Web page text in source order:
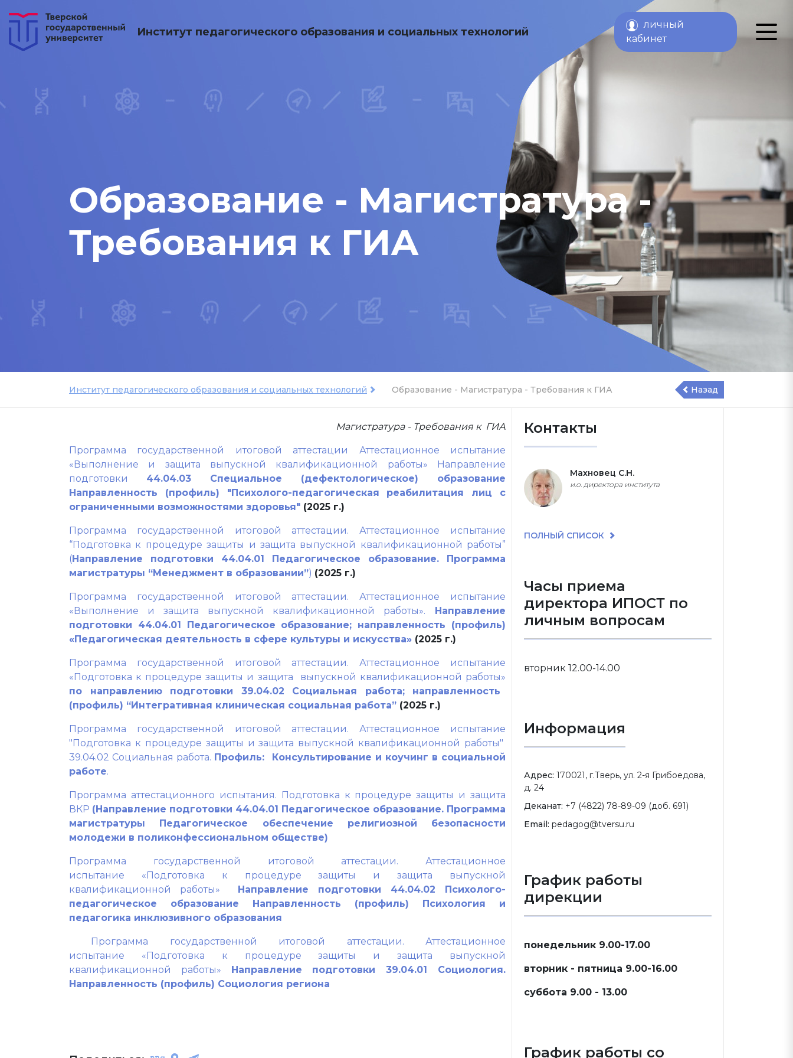
Институт педагогического образования и социальных технологий
личный
кабинет
Образование - Магистратура -
Требования к ГИА
Институт педагогического образования и социальных технологий Образование - Магистратура - Требования к ГИА Назад
Магистратура - Требования к ГИА
Программа государственной итоговой аттестации Аттестационное испытание
«Выполнение и защита выпускной квалификационной работы» Направление
подготовки 44.04.03 Специальное (дефектологическое) образование
Направленность (профиль) "Психолого-педагогическая реабилитация лиц с
ограниченными возможностями здоровья" (2025 г.)
Программа государственной итоговой аттестации. Аттестационное испытание
“Подготовка к процедуре защиты и защита выпускной квалификационной работы”
(Направление подготовки 44.04.01 Педагогическое образование. Программа
магистратуры “Менеджмент в образовании”) (2025 г.)
Программа государственной итоговой аттестации. Аттестационное испытание
«Выполнение и защита выпускной квалификационной работы». Направление
подготовки 44.04.01 Педагогическое образование; направленность (профиль)
«Педагогическая деятельность в сфере культуры и искусства» (2025 г.)
Программа государственной итоговой аттестации. Аттестационное испытание
«Подготовка к процедуре защиты и защита выпускной квалификационной работы»
по направлению подготовки 39.04.02 Социальная работа; направленность
(профиль) “Интегративная клиническая социальная работа” (2025 г.)
Программа государственной итоговой аттестации. Аттестационное испытание
"Подготовка к процедуре защиты и защита выпускной квалификационной работы"
39.04.02 Социальная работа. Профиль: Консультирование и коучинг в социальной
работе.
Программа аттестационного испытания. Подготовка к процедуре защиты и защита
ВКР (Направление подготовки 44.04.01 Педагогическое образование. Программа
магистратуры Педагогическое обеспечение религиозной безопасности
молодежи в поликонфессиональном обществе)
Программа государственной итоговой аттестации. Аттестационное
испытание «Подготовка к процедуре защиты и защита выпускной
квалификационной работы» Направление подготовки 44.04.02 Психолого-
педагогическое образование Направленность (профиль) Психология и
педагогика инклюзивного образования
Программа государственной итоговой аттестации. Аттестационное
испытание «Подготовка к процедуре защиты и защита выпускной
квалификационной работы» Направление подготовки 39.04.01 Социология.
Направленность (профиль) Социология региона
Контакты
Махновец С.Н.
и.о. директора института
ПОЛНЫЙ СПИСОК
Часы приема
директора ИПОСТ по
личным вопросам
вторник 12.00-14.00
Информация
Адрес: 170021, г.Тверь, ул. 2-я Грибоедова,
д. 24
Деканат: +7 (4822) 78-89-09 (доб. 691)
Email: pedagog@tversu.ru
График работы
дирекции
понедельник 9.00-17.00
вторник - пятница 9.00-16.00
суббота 9.00 - 13.00
График работы со